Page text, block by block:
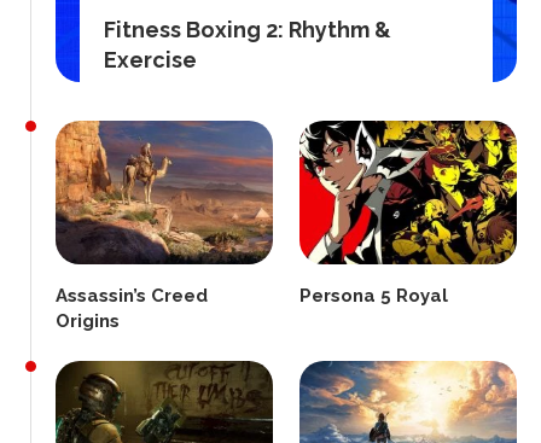
Fitness Boxing 2: Rhythm &
Exercise
Assassin’s Creed
Origins
Persona 5 Royal